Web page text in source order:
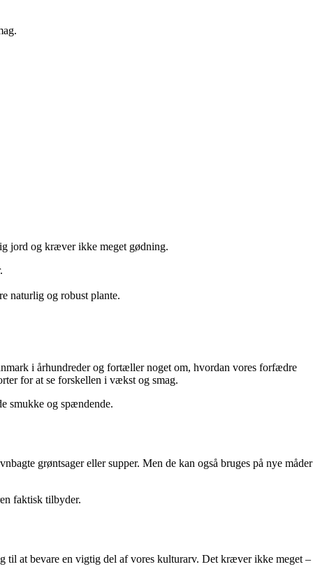
jord og kræver ikke meget gødning.
naturlig og robust plante.
i århundreder og fortæller noget om, hvordan vores forfædre
for at se forskellen i vækst og smag.
smukke og spændende.
grøntsager eller supper. Men de kan også bruges på nye måder
faktisk tilbyder.
til at bevare en vigtig del af vores kulturarv. Det kræver ikke meget –